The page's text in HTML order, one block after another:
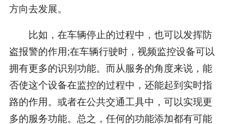
方向去发展。
比如，在车辆停止的过程中，也可以发挥防
盗报警的作用;在车辆行驶时，视频监控设备可以
拥有更多的识别功能。而从服务的角度来说，能
否使这个设备在监控的过程中，还能起到实时指
路的作用。或者在公共交通工具中，可以实现更
多的服务功能。总之，任何的功能添加都有可能